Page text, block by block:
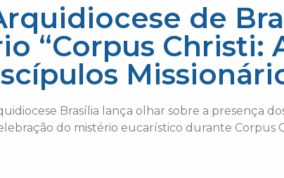
de
“Corpus Christi:
Brasília lança olhar sobre a presença
do mistério eucarístico durante Corpus